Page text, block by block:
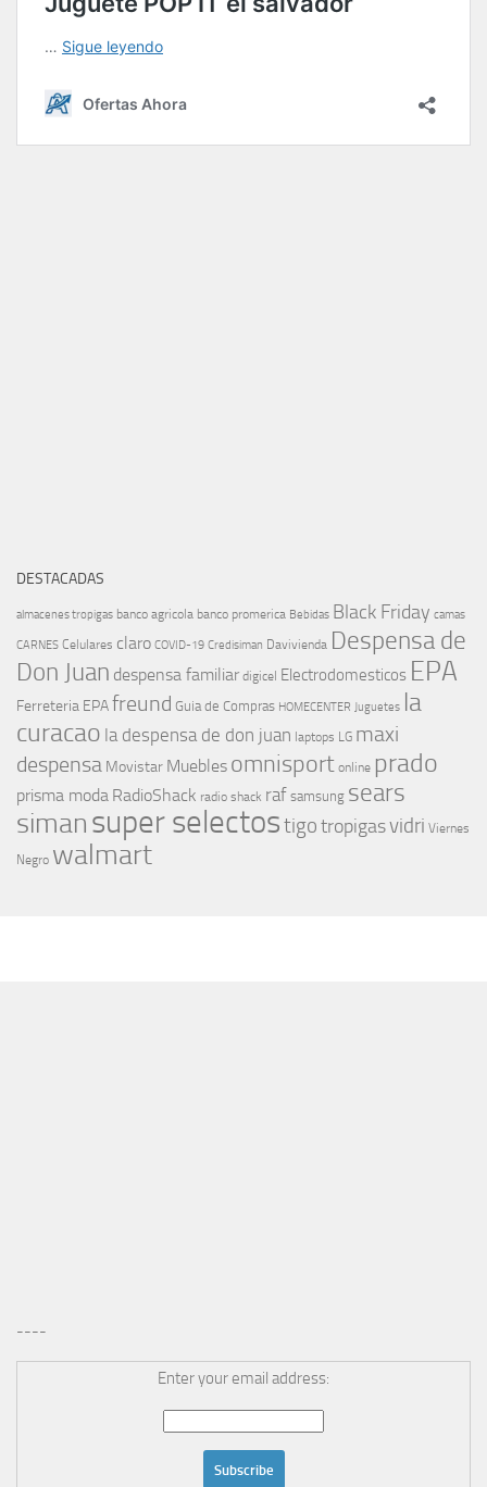
DESTACADAS
almacenes tropigas banco agricola banco promerica Bebidas Black Friday camas
CARNES Celulares claro COVID-19 Credisiman Davivienda Despensa de
Don Juan despensa familiar digicel Electrodomesticos EPA
Ferreteria EPAfreund Guia de Compras HOMECENTER Juguetes la
curacao la despensa de don juan laptops LG maxi
despensa Movistar Muebles omnisport online prado
prisma moda RadioShack radio shack raf samsung sears
simansuper selectostigotropigasvidri Viernes
Negro walmart
----
Enter your email address: